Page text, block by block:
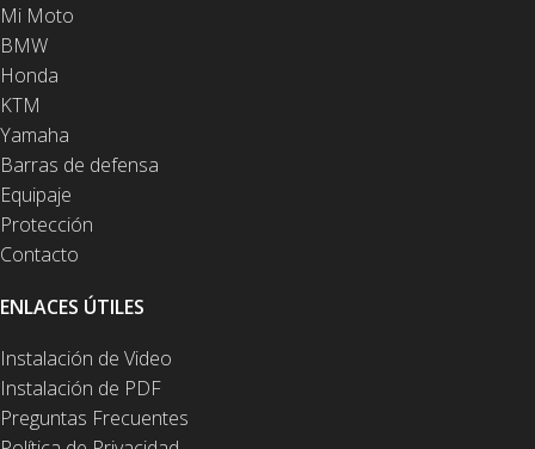
Mi Moto
BMW
Honda
KTM
Yamaha
Barras de defensa
Equipaje
Protección
Contacto
ENLACES ÚTILES
Instalación de Video
Instalación de PDF
Preguntas Frecuentes